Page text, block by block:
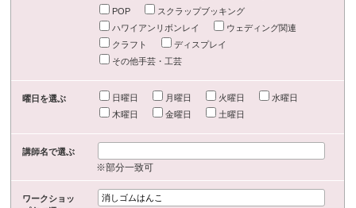
POP
スクラップブッキング
ハワイアンリボンレイ
ウェディング関連
クラフト
ディスプレイ
その他手芸・工芸
曜日を選ぶ 日曜日 月曜日 火曜日
水曜日
木曜日
金曜日 土曜日
講師名で選ぶ
※部分一致可
ワークショッ